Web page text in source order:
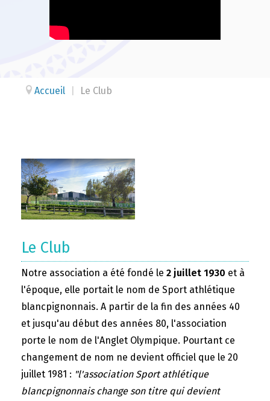
Accueil Le Club
Le Club
Notre association a été fondé le 2 juillet 1930 et à
l'époque, elle portait le nom de Sport athlétique
blancpignonnais. A partir de la fin des années 40
et jusqu'au début des années 80, l'association
porte le nom de l'Anglet Olympique. Pourtant ce
changement de nom ne devient officiel que le 20
juillet 1981 : "l'association Sport athlétique
blancpignonnais change son titre qui devient